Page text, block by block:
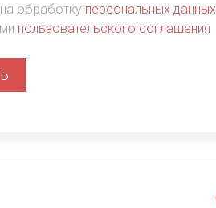
обработку персональных данных
пользовательского соглашения